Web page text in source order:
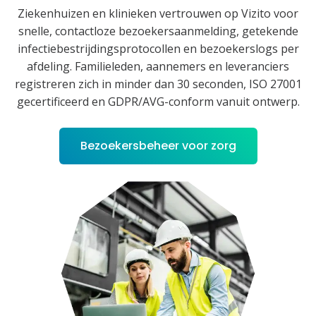
Ziekenhuizen en klinieken vertrouwen op Vizito voor
snelle, contactloze bezoekersaanmelding, getekende
infectiebestrijdingsprotocollen en bezoekerslogs per
afdeling. Familieleden, aannemers en leveranciers
registreren zich in minder dan 30 seconden, ISO 27001
gecertificeerd en GDPR/AVG-conform vanuit ontwerp.
Bezoekersbeheer voor zorg